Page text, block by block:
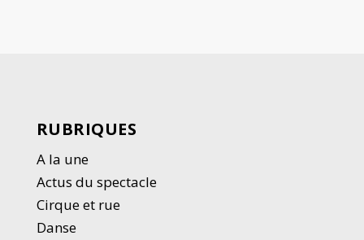
RUBRIQUES
A la une
Actus du spectacle
Cirque et rue
Danse